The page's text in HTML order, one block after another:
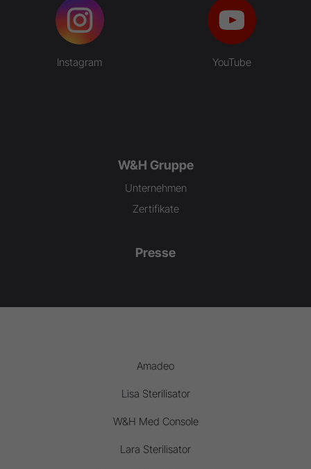
Instagram YouTube
W&H Gruppe
Unternehmen
Zertifikate
Presse
Amadeo
Lisa Sterilisator
W&H Med Console
Lara Sterilisator